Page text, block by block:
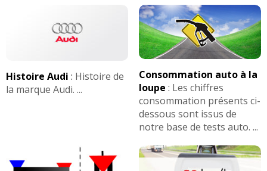
Histoire Audi : Histoire de
la marque Audi. ...
Consommation auto à la
loupe : Les chiffres
consommation présents ci-
dessous sont issus de
notre base de tests auto. ...